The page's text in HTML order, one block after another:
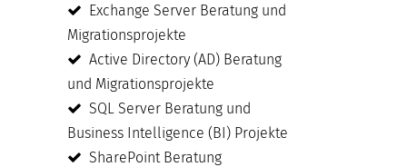
Exchange Server Beratung und
Migrationsprojekte
Active Directory (AD) Beratung
und Migrationsprojekte
SQL Server Beratung und
Business Intelligence (BI) Projekte
SharePoint Beratung